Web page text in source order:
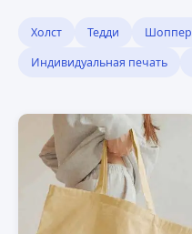
Холст Тедди Шоппер
Индивидуальная печать